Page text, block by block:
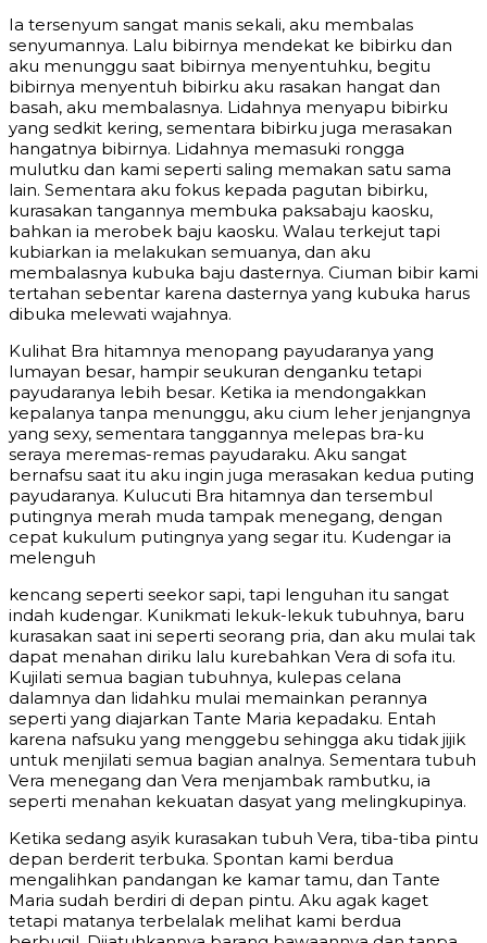
Ia tersenyum sangat manis sekali, aku membalas
senyumannya. Lalu bibirnya mendekat ke bibirku dan
aku menunggu saat bibirnya menyentuhku, begitu
bibirnya menyentuh bibirku aku rasakan hangat dan
basah, aku membalasnya. Lidahnya menyapu bibirku
yang sedkit kering, sementara bibirku juga merasakan
hangatnya bibirnya. Lidahnya memasuki rongga
mulutku dan kami seperti saling memakan satu sama
lain. Sementara aku fokus kepada pagutan bibirku,
kurasakan tangannya membuka paksabaju kaosku,
bahkan ia merobek baju kaosku. Walau terkejut tapi
kubiarkan ia melakukan semuanya, dan aku
membalasnya kubuka baju dasternya. Ciuman bibir kami
tertahan sebentar karena dasternya yang kubuka harus
dibuka melewati wajahnya.
Kulihat Bra hitamnya menopang payudaranya yang
lumayan besar, hampir seukuran denganku tetapi
payudaranya lebih besar. Ketika ia mendongakkan
kepalanya tanpa menunggu, aku cium leher jenjangnya
yang sexy, sementara tanggannya melepas bra-ku
seraya meremas-remas payudaraku. Aku sangat
bernafsu saat itu aku ingin juga merasakan kedua puting
payudaranya. Kulucuti Bra hitamnya dan tersembul
putingnya merah muda tampak menegang, dengan
cepat kukulum putingnya yang segar itu. Kudengar ia
melenguh
kencang seperti seekor sapi, tapi lenguhan itu sangat
indah kudengar. Kunikmati lekuk-lekuk tubuhnya, baru
kurasakan saat ini seperti seorang pria, dan aku mulai tak
dapat menahan diriku lalu kurebahkan Vera di sofa itu.
Kujilati semua bagian tubuhnya, kulepas celana
dalamnya dan lidahku mulai memainkan perannya
seperti yang diajarkan Tante Maria kepadaku. Entah
karena nafsuku yang menggebu sehingga aku tidak jijik
untuk menjilati semua bagian analnya. Sementara tubuh
Vera menegang dan Vera menjambak rambutku, ia
seperti menahan kekuatan dasyat yang melingkupinya.
Ketika sedang asyik kurasakan tubuh Vera, tiba-tiba pintu
depan berderit terbuka. Spontan kami berdua
mengalihkan pandangan ke kamar tamu, dan Tante
Maria sudah berdiri di depan pintu. Aku agak kaget
tetapi matanya terbelalak melihat kami berdua